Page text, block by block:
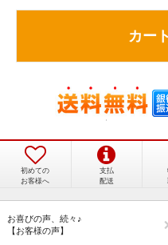
カー
初めての
お客様へ
支払
配送
お喜びの声、続々♪
【お客様の声】